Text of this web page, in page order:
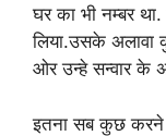
घर का भी नम्बर
लिया.उसके अलावा
ओर उन्हे सन्वार के
इतना सब कुछ करने